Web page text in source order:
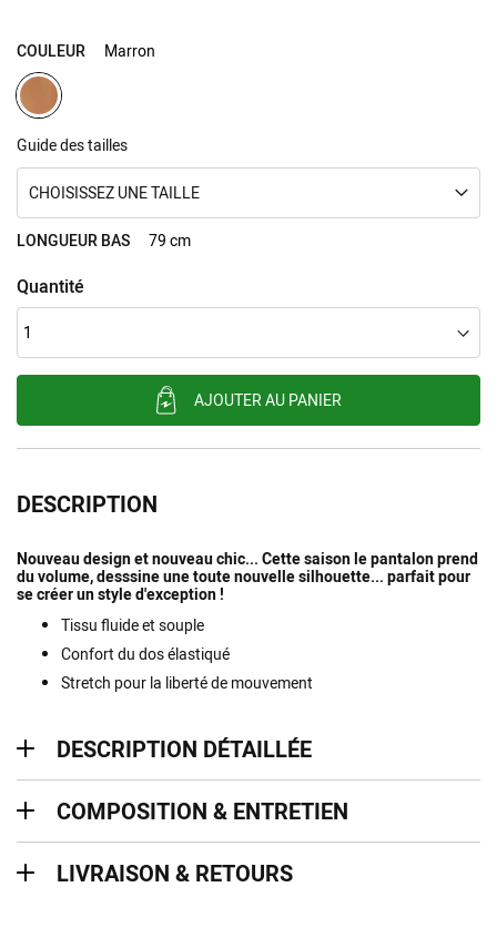
COULEUR Marron
Guide des tailles
CHOISISSEZ UNE TAILLE
LONGUEUR BAS 79 cm
Quantité
AJOUTER AU PANIER
DESCRIPTION
Nouveau design et nouveau chic... Cette saison le pantalon prend
du volume, desssine une toute nouvelle silhouette... parfait pour
se créer un style d'exception !
Tissu fluide et souple
Confort du dos élastiqué
Stretch pour la liberté de mouvement
DESCRIPTION DÉTAILLÉE
COMPOSITION & ENTRETIEN
LIVRAISON & RETOURS